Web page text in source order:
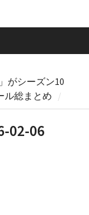
がシーズン10
ル総まとめ
02-06